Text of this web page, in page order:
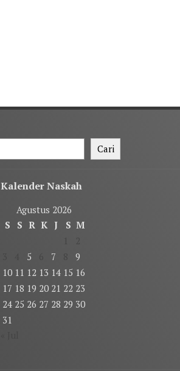
Cari
Kalender Naskah
Agustus 2026
S
S R K J S M
5 7
9
10 11 12 13 14 15 16
17 18 19 20 21 22 23
24 25 26 27 28 29 30
31